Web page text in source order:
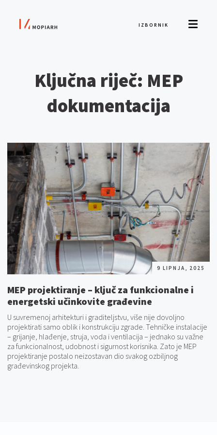
IZBORNIK
Ključna riječ: MEP
dokumentacija
9 LIPNJA, 2025
MEP projektiranje – ključ za funkcionalne i
energetski učinkovite građevine
U suvremenoj arhitekturi i graditeljstvu, više nije dovoljno
projektirati samo oblik i konstrukciju zgrade. Tehničke instalacije
– grijanje, hlađenje, struja, voda i ventilacija – jednako su važne
za funkcionalnost, udobnost i sigurnost korisnika. Zato je MEP
projektiranje postalo neizostavan dio svakog ozbiljnog
građevinskog projekta.